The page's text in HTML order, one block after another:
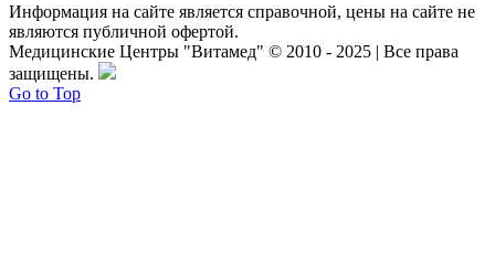
Информация на сайте является справочной, цены на сайте не
являются публичной офертой.
Медицинские Центры "Витамед" © 2010 - 2025 | Все права
защищены.
Go to Top